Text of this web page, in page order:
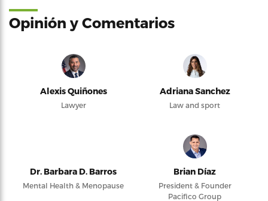
Opinión y Comentarios
Alexis Quiñones
Lawyer
Adriana Sanchez
Law and sport
Dr. Barbara D. Barros
Mental Health & Menopause
Brian Díaz
President & Founder
Pacifico Group